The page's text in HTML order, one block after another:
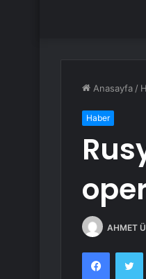
Anasayfa /
Haber
AHMET